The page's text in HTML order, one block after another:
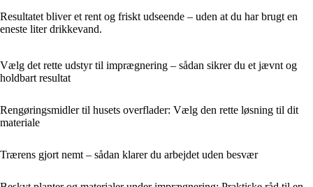
Resultatet bliver et rent og friskt udseende – uden at du har brugt en
eneste liter drikkevand.
Vælg det rette udstyr til imprægnering – sådan sikrer du et jævnt og
holdbart resultat
Rengøringsmidler til husets overflader: Vælg den rette løsning til dit
materiale
Trærens gjort nemt – sådan klarer du arbejdet uden besvær